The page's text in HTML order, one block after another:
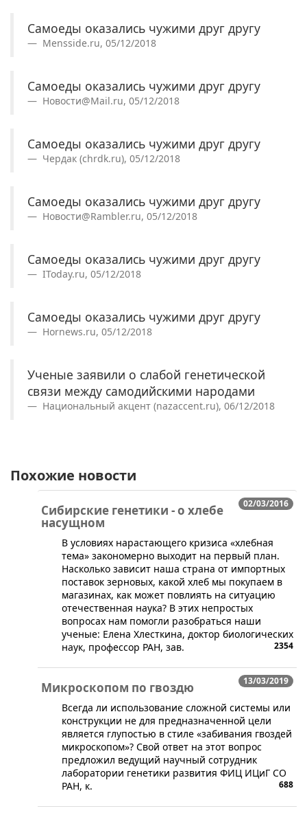
Самоеды оказались чужими друг другу
Mensside.ru, 05/12/2018
Самоеды оказались чужими друг другу
Новости@Mail.ru, 05/12/2018
Самоеды оказались чужими друг другу
Чердак (chrdk.ru), 05/12/2018
Самоеды оказались чужими друг другу
Новости@Rambler.ru, 05/12/2018
Самоеды оказались чужими друг другу
IToday.ru, 05/12/2018
Самоеды оказались чужими друг другу
Hornews.ru, 05/12/2018
Ученые заявили о слабой генетической
связи между самодийскими народами
Национальный акцент (nazaccent.ru), 06/12/2018
Похожие новости
02/03/2016
Сибирские генетики - о хлебе
насущном
​В условиях нарастающего кризиса «хлебная
тема» закономерно выходит на первый план.
Насколько зависит наша страна от импортных
поставок зерновых, какой хлеб мы покупаем в
магазинах, как может повлиять на ситуацию
отечественная наука? В этих непростых
вопросах нам помогли разобраться наши
ученые: Елена Хлесткина, доктор биологических
наук, профессор РАН, зав.
2354
13/03/2019
Микроскопом по гвоздю
​Всегда ли использование сложной системы или
конструкции не для предназначенной цели
является глупостью в стиле «забивания гвоздей
микроскопом»? Свой ответ на этот вопрос
предложил ведущий научный сотрудник
лаборатории генетики развития ФИЦ ИЦиГ СО
РАН, к.
688